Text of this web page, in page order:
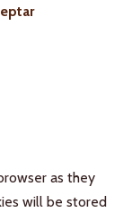
as they
will be stored